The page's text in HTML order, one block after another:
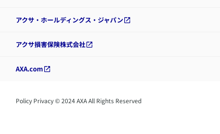
アクサ・ホールディングス・ジャパン
アクサ損害保険株式会社
AXA.com
Policy Privacy © 2024 AXA All Rights Reserved